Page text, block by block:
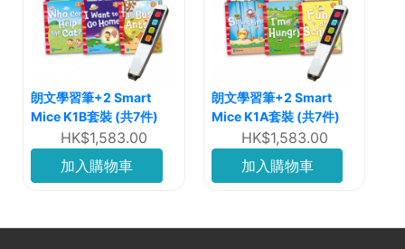
朗文學習筆+2 Smart
Mice K1B套裝 (共7件)
HK$1,583.00
加入購物車
朗文學習筆+2 Smart
Mice K1A套裝 (共7件)
HK$1,583.00
加入購物車